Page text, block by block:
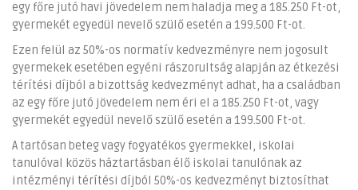
egy főre jutó havi jövedelem nem haladja meg a 185.250 Ft-ot,
gyermekét egyedül nevelő szülő esetén a 199.500 Ft-ot.
Ezen felül az 50%-os normatív kedvezményre nem jogosult
gyermekek esetében egyéni rászorultság alapján az étkezési
térítési díjból a bizottság kedvezményt adhat, ha a családban
az egy főre jutó jövedelem nem éri el a 185.250 Ft-ot, vagy
gyermekét egyedül nevelő szülő esetén a 199.500 Ft-ot.
A tartósan beteg vagy fogyatékos gyermekkel, iskolai
tanulóval közös háztartásban élő iskolai tanulónak az
intézményi térítési díjból 50%-os kedvezményt biztosíthat